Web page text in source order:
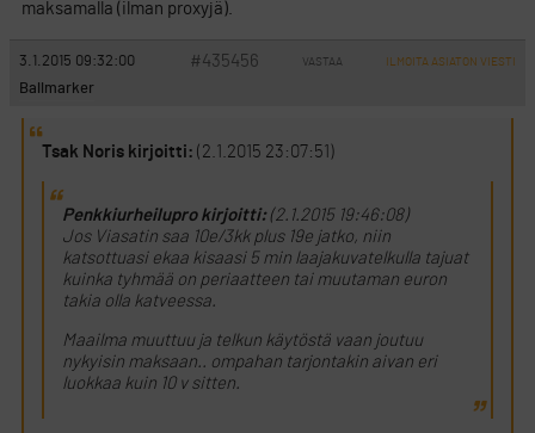
maksamalla (ilman proxyjä).
3.1.2015 09:32:00 #435456 VASTAA ILMOITA ASIATON VIESTI
Ballmarker
Tsak Noris kirjoitti: (2.1.2015 23:07:51)
Penkkiurheilupro kirjoitti:(2.1.2015 19:46:08)
Jos Viasatin saa 10e/3kk plus 19e jatko, niin
katsottuasi ekaa kisaasi 5 min laajakuvatelkulla tajuat
kuinka tyhmää on periaatteen tai muutaman euron
takia olla katveessa.
Maailma muuttuu ja telkun käytöstä vaan joutuu
nykyisin maksaan.. ompahan tarjontakin aivan eri
luokkaa kuin 10 v sitten.